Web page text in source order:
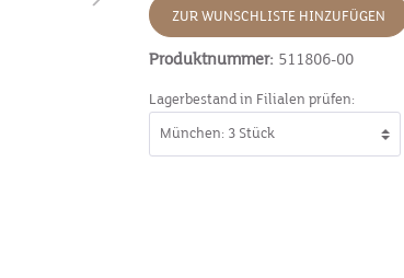
ZUR WUNSCHLISTE HINZUFÜGEN
Produktnummer: 511806-00
Lagerbestand in Filialen prüfen: